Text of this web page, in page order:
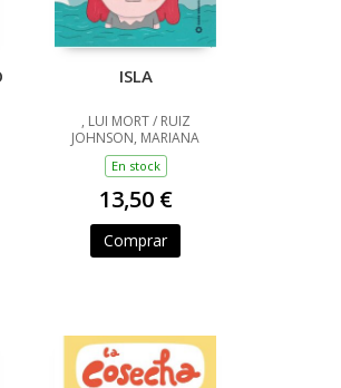
ISLA
, LUI MORT / RUIZ
JOHNSON, MARIANA
En stock
13,50 €
Comprar